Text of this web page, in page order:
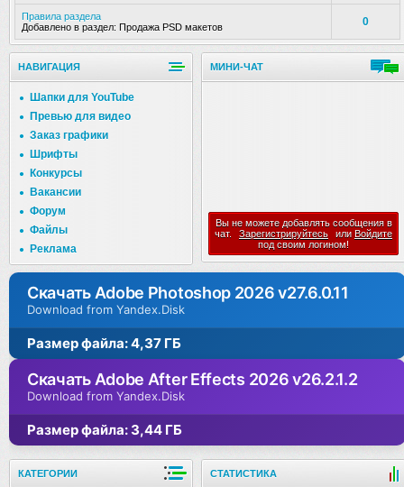
Правила раздела
Добавлено в раздел: Продажа PSD макетов 0
НАВИГАЦИЯ
Шапки для YouTube
Превью для видео
Заказ графики
Шрифты
Конкурсы
Вакансии
Форум
Файлы
Реклама
МИНИ-ЧАТ
Вы не можете добавлять сообщения в
чат.
Зарегистрируйтесь или Войдите
под своим логином!
Скачать Adobe Photoshop 2026 v27.6.0.11
Download from Yandex.Disk
Размер файла: 4,37 ГБ
Скачать Adobe After Effects 2026 v26.2.1.2
Download from Yandex.Disk
Размер файла: 3,44 ГБ
КАТЕГОРИИ СТАТИСТИКА